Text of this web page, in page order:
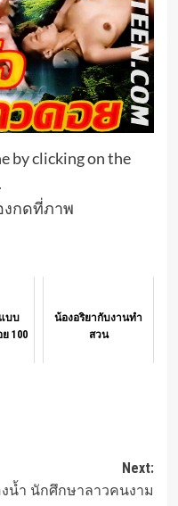
by clicking on the
งกดที่ภาพ
บบ
100
น้องอริยากับงานทำ
สวน
Next:
น้ำ นักศึกษาลาวคนงาม